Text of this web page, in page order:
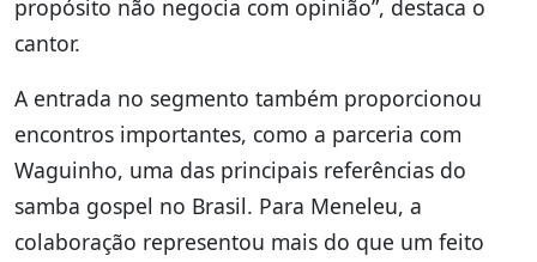
propósito não negocia com opinião”, destaca o
cantor.
A entrada no segmento também proporcionou
encontros importantes, como a parceria com
Waguinho, uma das principais referências do
samba gospel no Brasil. Para Meneleu, a
colaboração representou mais do que um feito